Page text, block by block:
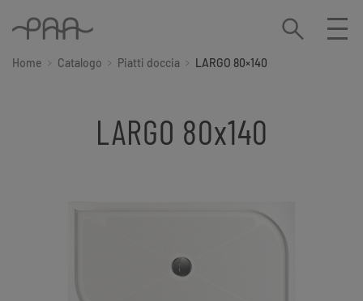
Home Catalogo Piatti doccia LARGO 80×140
LARGO 80x140